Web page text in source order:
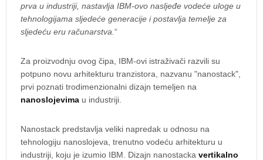
prva u industriji, nastavlja IBM-ovo nasljeđe vodeće uloge u
tehnologijama sljedeće generacije i postavlja temelje za
sljedeću eru računarstva. “
Za proizvodnju ovog čipa, IBM-ovi istraživači razvili su
potpuno novu arhitekturu tranzistora, nazvanu "nanostack",
prvi poznati trodimenzionalni dizajn temeljen na
nanoslojevima u industriji.
Nanostack predstavlja veliki napredak u odnosu na
tehnologiju nanoslojeva, trenutno vodeću arhitekturu u
industriji, koju je izumio IBM. Dizajn nanostacka vertikalno